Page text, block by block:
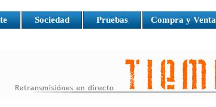
Sociedad Pruebas Compra y Venta